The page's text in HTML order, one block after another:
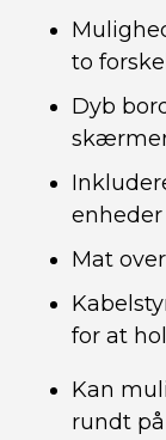
to
Dyb
enheder
Mat
for at
Kan
rundt